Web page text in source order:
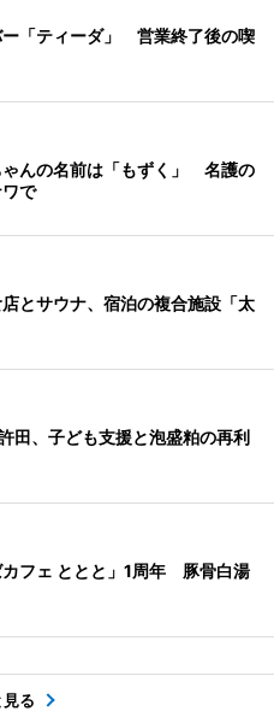
ー「ティーダ」 営業終了後の喫
ゃんの名前は「もずく」 名護の
で
とサウナ、宿泊の複合施設「太
田、子ども支援と泡盛粕の再利
フェ ととと」1周年 豚骨白湯
見る